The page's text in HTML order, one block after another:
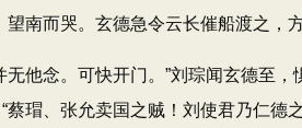
南而哭。玄德急令云长催船渡之，方
他念。可快开门。”刘琮闻玄德至，
瑁、张允卖国之贼！刘使君乃仁德